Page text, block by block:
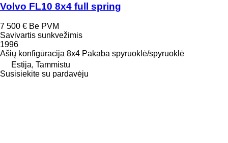
Volvo FL10 8x4 full spring
7 500 € Be PVM
Savivartis sunkvežimis
1996
Ašių konfigūracija 8x4 Pakaba spyruoklė/spyruoklė
Estija, Tammistu
Susisiekite su pardavėju